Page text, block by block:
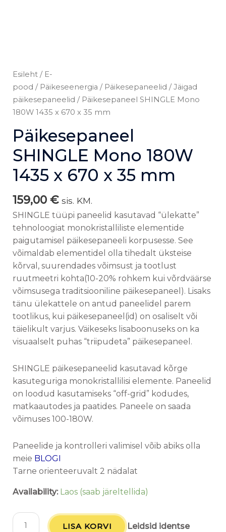
Esileht/ E-
pood / Päikeseenergia / Päikesepaneelid /Jäigad
päikesepaneelid / Päikesepaneel SHINGLE Mono
180W 1435 x 670 x 35 mm
Päikesepaneel
SHINGLE Mono 180W
1435 x 670 x 35 mm
159,00 € sis. KM.
SHINGLE tüüpi paneelid kasutavad “ülekatte”
tehnoloogiat monokristalliliste elementide
paigutamisel päikesepaneeli korpusesse. See
võimaldab elementidel olla tihedalt üksteise
kõrval, suurendades võimsust ja tootlust
ruutmeetri kohta(10-20% rohkem kui võrdväärse
võimsusega traditsiooniline päikesepaneel). Lisaks
tänu ülekattele on antud paneelidel parem
tootlikus, kui päikesepaneel(id) on osaliselt või
täielikult varjus. Väikeseks lisaboonuseks on ka
visuaalselt puhas “triipudeta” päikesepaneel.
SHINGLE päikesepaneelid kasutavad kõrge
kasuteguriga monokristallilisi elemente. Paneelid
on loodud kasutamiseks “off-grid” kodudes,
matkaautodes ja paatides. Paneele on saada
võimuses 100-180W.
Paneelide ja kontrolleri valimisel võib abiks olla
meie BLOGI
Tarne orienteeruvalt 2 nädalat
Availability: Laos (saab järeltellida)
LISA KORVI
Leidsid identse